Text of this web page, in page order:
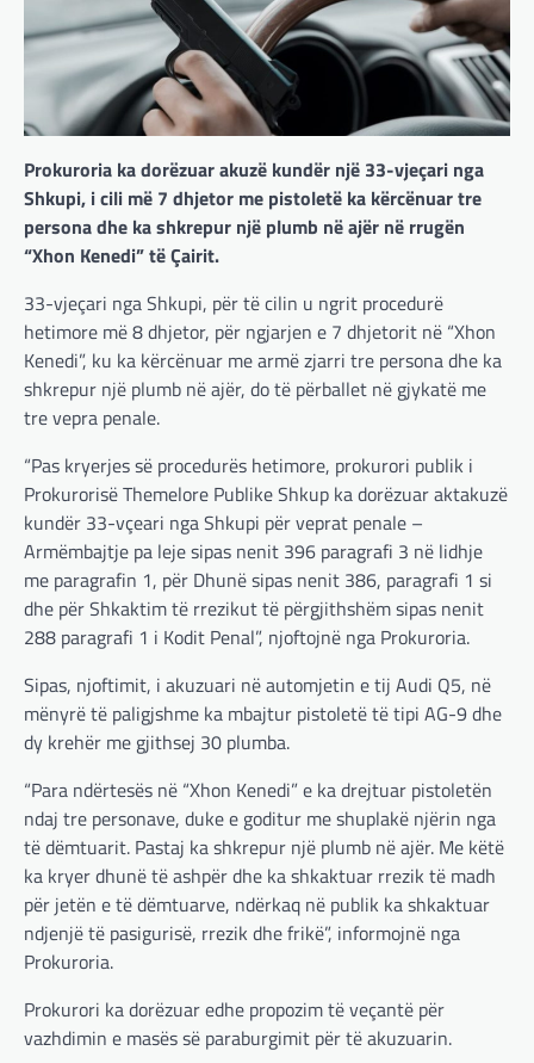
Prokuroria ka dorëzuar akuzë kundër një 33-vjeçari nga
Shkupi, i cili më 7 dhjetor me pistoletë ka kërcënuar tre
persona dhe ka shkrepur një plumb në ajër në rrugën
“Xhon Kenedi” të Çairit.
33-vjeçari nga Shkupi, për të cilin u ngrit procedurë
hetimore më 8 dhjetor, për ngjarjen e 7 dhjetorit në “Xhon
Kenedi”, ku ka kërcënuar me armë zjarri tre persona dhe ka
shkrepur një plumb në ajër, do të përballet në gjykatë me
tre vepra penale.
“Pas kryerjes së procedurës hetimore, prokurori publik i
Prokurorisë Themelore Publike Shkup ka dorëzuar aktakuzë
kundër 33-vçeari nga Shkupi për veprat penale –
Armëmbajtje pa leje sipas nenit 396 paragrafi 3 në lidhje
me paragrafin 1, për Dhunë sipas nenit 386, paragrafi 1 si
dhe për Shkaktim të rrezikut të përgjithshëm sipas nenit
288 paragrafi 1 i Kodit Penal”, njoftojnë nga Prokuroria.
Sipas, njoftimit, i akuzuari në automjetin e tij Audi Q5, në
mënyrë të paligjshme ka mbajtur pistoletë të tipi AG-9 dhe
dy krehër me gjithsej 30 plumba.
“Para ndërtesës në “Xhon Kenedi” e ka drejtuar pistoletën
ndaj tre personave, duke e goditur me shuplakë njërin nga
të dëmtuarit. Pastaj ka shkrepur një plumb në ajër. Me këtë
ka kryer dhunë të ashpër dhe ka shkaktuar rrezik të madh
për jetën e të dëmtuarve, ndërkaq në publik ka shkaktuar
ndjenjë të pasigurisë, rrezik dhe frikë”, informojnë nga
Prokuroria.
Prokurori ka dorëzuar edhe propozim të veçantë për
vazhdimin e masës së paraburgimit për të akuzuarin.